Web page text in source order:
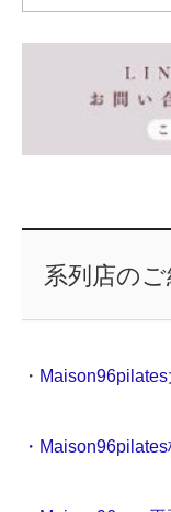
系列店の
・
・